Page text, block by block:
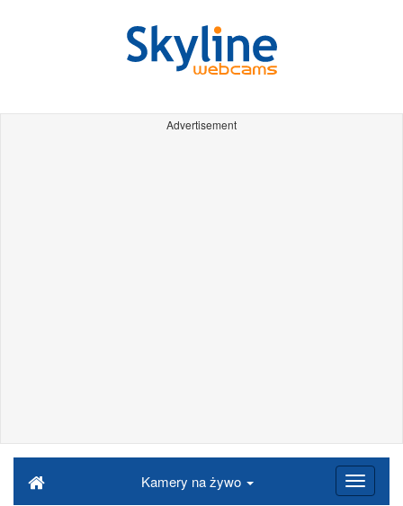
Advertisement
Kamery na żywo